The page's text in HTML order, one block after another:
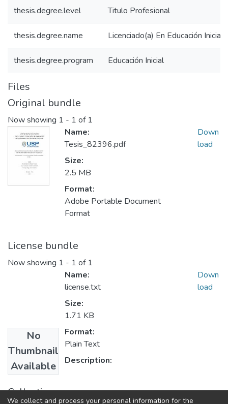
thesis.degree.level Titulo Profesional
thesis.degree.name Licenciado(a) En Educación Inicial
thesis.degree.program Educación Inicial
Files
Original bundle
Now showing 1 - 1 of 1
Name:
Tesis_82396.pdf
Size:
2.5 MB
Format:
Adobe Portable Document
Format
Down
load
License bundle
Now showing 1 - 1 of 1
No
Thumbnail
Available
Name:
license.txt
Size:
1.71 KB
Format:
Plain Text
Description:
Down
load
Collections
We collect and process your personal information for the